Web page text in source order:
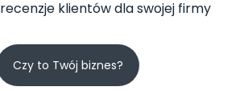
klientów dla swojej firmy
Czy to Twój biznes?